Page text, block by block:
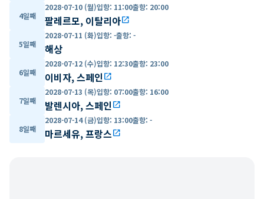
4일째
2028-07-10 (월)입항: 11:00출항: 20:00
팔레르모, 이탈리아open_in_new
5일째
2028-07-11 (화)입항: -출항: -
해상
6일째
2028-07-12 (수)입항: 12:30출항: 23:00
이비자, 스페인open_in_new
7일째
2028-07-13 (목)입항: 07:00출항: 16:00
발렌시아, 스페인open_in_new
8일째
2028-07-14 (금)입항: 13:00출항: -
마르세유, 프랑스open_in_new